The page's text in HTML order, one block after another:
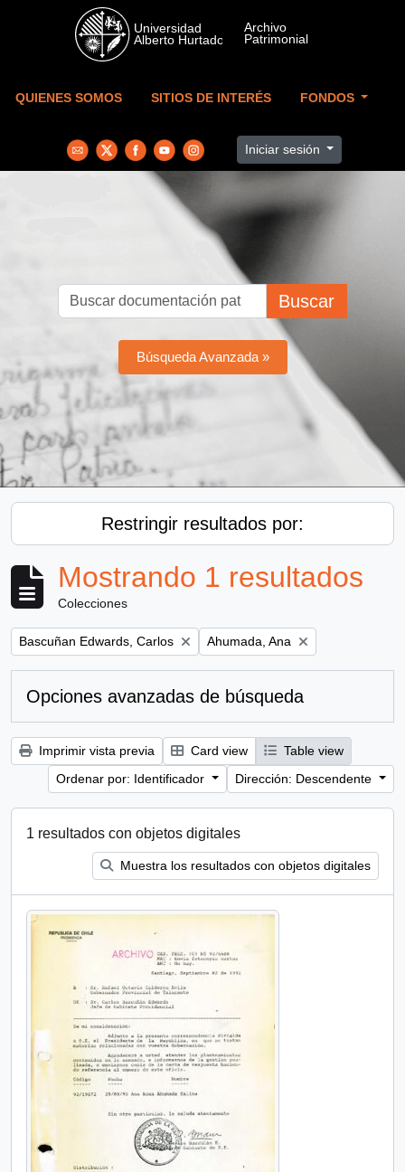
Skip to main content
QUIENES SOMOS SITIOS DE INTERÉS FONDOS
Iniciar sesión
Buscar
Búsqueda Avanzada »
Restringir resultados por:
Mostrando 1 resultados
Colecciones
Remove filter:
Bascuñan Edwards, Carlos Remove filter:
Ahumada, Ana
Opciones avanzadas de búsqueda
Imprimir vista previa Card view
Table view
Ordenar por: Identificador
Dirección: Descendente
1 resultados con objetos digitales
Muestra los resultados con objetos digitales